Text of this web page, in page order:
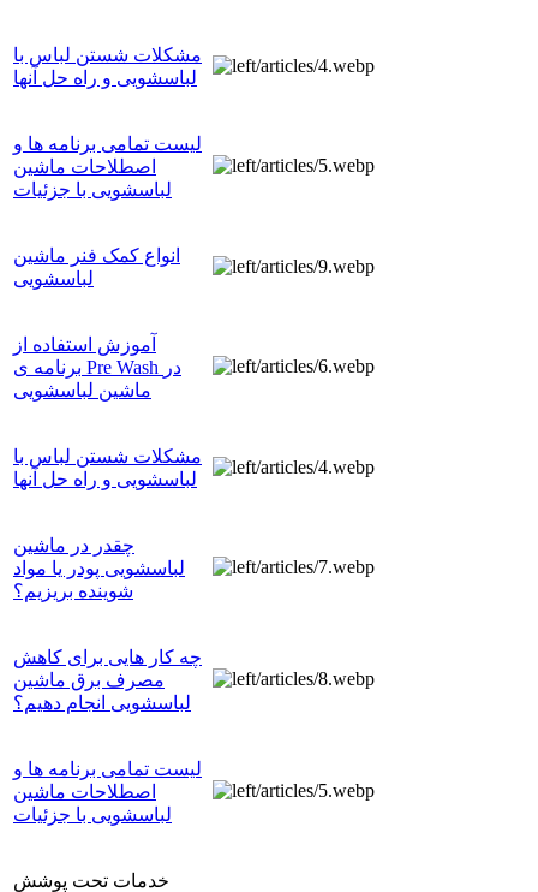
مشکلات شستن لباس با
لباسشویی و راه حل آنها
لیست تمامی برنامه ها و
اصطلاحات ماشین
لباسشویی با جزئیات
انواع کمک فنر ماشین
لباسشویی
آموزش استفاده از
برنامه ی Pre Wash در
ماشین لباسشویی
مشکلات شستن لباس با
لباسشویی و راه حل آنها
چقدر در ماشین
لباسشویی پودر یا مواد
شوینده بریزیم؟
چه کار هایی برای کاهش
مصرف برق ماشین
لباسشویی انجام دهیم؟
لیست تمامی برنامه ها و
اصطلاحات ماشین
لباسشویی با جزئیات
خدمات تحت پوشش